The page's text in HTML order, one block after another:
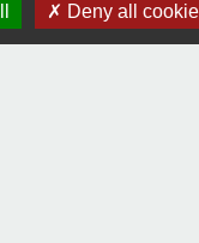
une erreur
Deny all